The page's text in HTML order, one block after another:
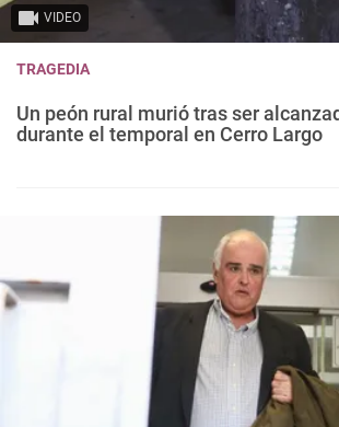
VIDEO
TRAGEDIA
Un peón rural murió tras ser
durante el temporal en Cerro Largo